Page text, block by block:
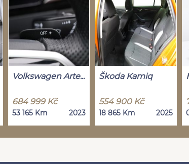
Volkswagen Arte...
684 999 Kč
53 165 Km 2023
Škoda Kamiq
554 900 Kč
18 865 Km 2025